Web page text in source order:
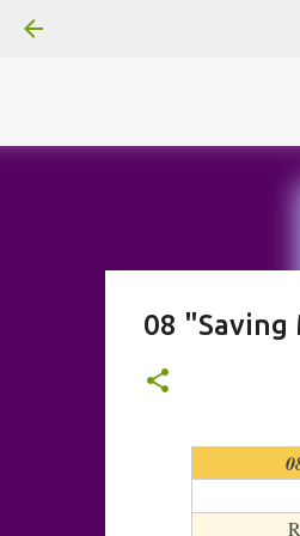
Superheldenserien
08 "Saving